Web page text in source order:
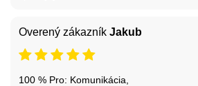
Overený zákazník Jakub
100 % Pro: Komunikácia,